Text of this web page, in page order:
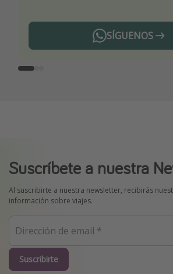
SÍGUENOS
Telegram
Suscríbete a nuestra
Al suscribirte a nuestra newsletter, recibirás
información sobre viajes.
Suscribirte